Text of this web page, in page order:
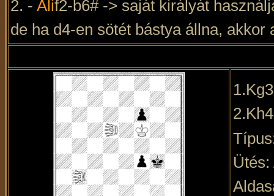
2. - Alif2-b6# -> saját királyát
de ha d4-en sötét bástya állna,